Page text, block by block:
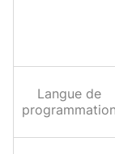
Langue de
programmation